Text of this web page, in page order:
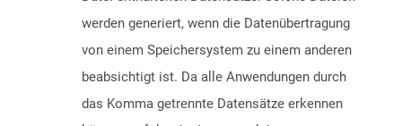
werden generiert, wenn die Datenübertragung
von einem Speichersystem zu einem anderen
beabsichtigt ist. Da alle Anwendungen durch
das Komma getrennte Datensätze erkennen